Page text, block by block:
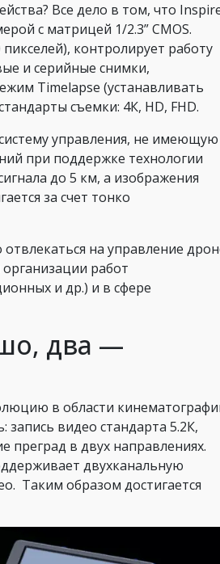
Все дело в том, что
с матрицей 1/2.3” CMOS.
контролирует работу
и серийные снимки,
Timelapse (устанавливать
съемки: 4К, HD, FHD.
управления, не имеющую
при поддержке технологии
до 5 км, а изображения
за счет тонко
на управление
работ
и др.) и в сфере
два —
в области
видео стандарта 5.2К,
преград в двух направлениях.
двухканальную
Таким образом достигается